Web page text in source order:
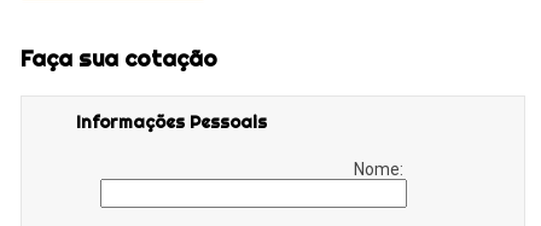
Faça sua cotação
Informações Pessoais
Nome: